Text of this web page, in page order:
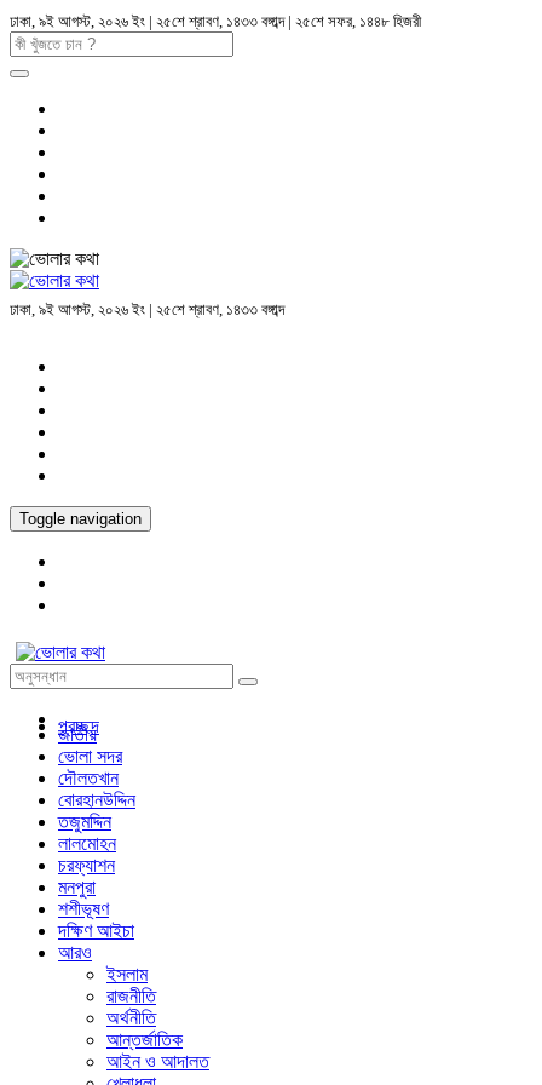
ঢাকা, ৯ই আগস্ট, ২০২৬ ইং | ২৫শে শ্রাবণ, ১৪৩৩ বঙ্গাব্দ | ২৫শে সফর, ১৪৪৮ হিজরী
ঢাকা, ৯ই আগস্ট, ২০২৬ ইং | ২৫শে শ্রাবণ, ১৪৩৩ বঙ্গাব্দ
Toggle navigation
প্রচ্ছদ
জাতীয়
ভোলা সদর
দৌলতখান
বোরহানউদ্দিন
তজুমদ্দিন
লালমোহন
চরফ্যাশন
মনপুরা
শশীভূষণ
দক্ষিণ আইচা
আরও
ইসলাম
রাজনীতি
অর্থনীতি
আন্তর্জাতিক
আইন ও আদালত